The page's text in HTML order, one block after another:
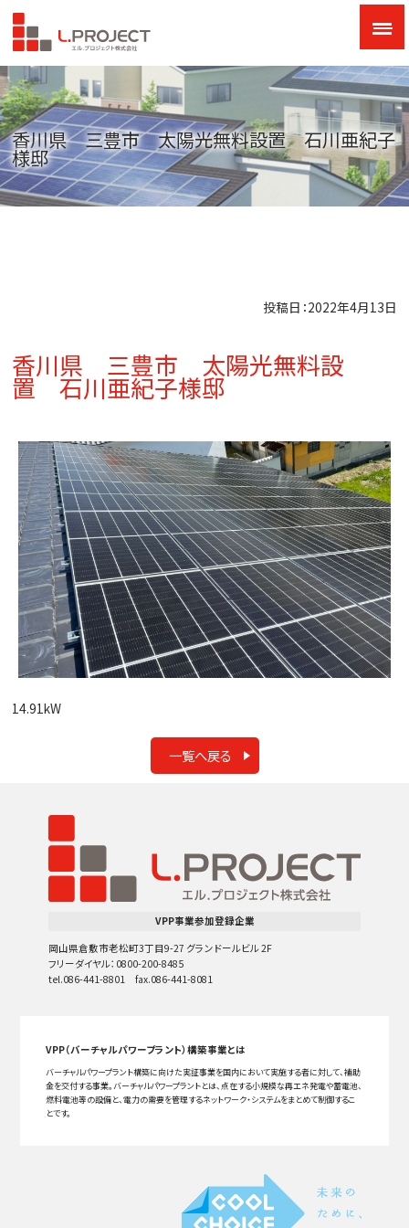
香川県 三豊市 太陽光無料設置 石川亜紀子
様邸
投稿日：2022年4月13日
香川県 三豊市 太陽光無料設
置 石川亜紀子様邸
14.91kW
一覧へ戻る
VPP事業参加登録企業
岡山県倉敷市老松町3丁目9-27 グランドールビル 2F
フリーダイヤル：0800-200-8485
tel.086-441-8801 fax.086-441-8081
VPP（バーチャルパワープラント）構築事業とは
バーチャルパワープラント構築に向けた実証事業を国内において実施する者に対して、補助
金を交付する事業。バーチャルパワープラントとは、点在する小規模な再エネ発電や蓄電池、
燃料電池等の設備と、電力の需要を管理するネットワーク・システムをまとめて制御するこ
とです。